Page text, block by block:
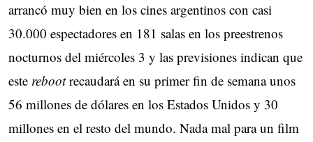
arrancó muy bien en los cines argentinos con casi
30.000 espectadores en 181 salas en los preestrenos
nocturnos del miércoles 3 y las previsiones indican que
este rebootrecaudará en su primer fin de semana unos
56 millones de dólares en los Estados Unidos y 30
millones en el resto del mundo. Nada mal para un film